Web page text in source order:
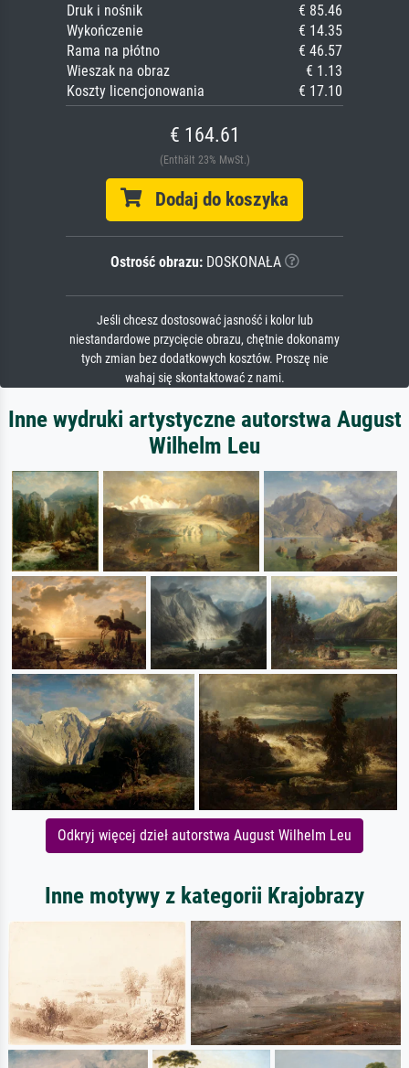
Druk i nośnik
€ 85.46
Wykończenie
€ 14.35
Rama na płótno
€ 46.57
Wieszak na obraz
€ 1.13
Koszty licencjonowania
€ 17.10
€ 164.61
(Enthält 23% MwSt.)
Dodaj do koszyka
Ostrość obrazu:DOSKONAŁA
Jeśli chcesz dostosować jasność i kolor lub
niestandardowe przycięcie obrazu, chętnie dokonamy
tych zmian bez dodatkowych kosztów. Proszę nie
wahaj się skontaktować z nami.
Inne wydruki artystyczne autorstwa August
Wilhelm Leu
Odkryj więcej dzieł autorstwa August Wilhelm Leu
Inne motywy z kategorii Krajobrazy